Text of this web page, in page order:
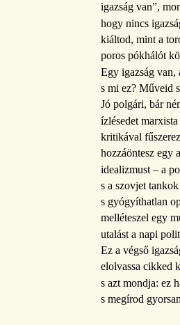
igazság van”,
hogy nincs
kiáltod, mint a
poros pókhálót
Egy igazság van,
s mi ez? Műveid
Jó polgári, bár
ízlésedet
kritikával
hozzáöntesz egy
idealizmust – a
s a szovjet
s gyógyíthatlan
melléteszel egy
utalást a napi
Ez a végső
elolvassa cikked
s azt mondja: ez
s megírod